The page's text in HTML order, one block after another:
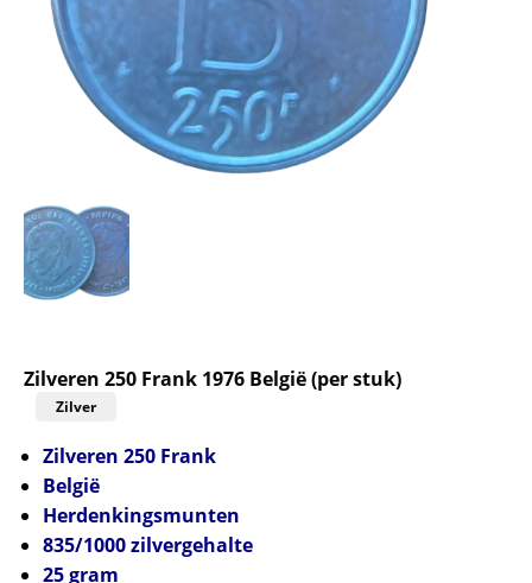
Zilveren 250 Frank 1976 België (per stuk)
Zilver
Zilveren 250 Frank
België
Herdenkingsmunten
835/1000 zilvergehalte
25 gram